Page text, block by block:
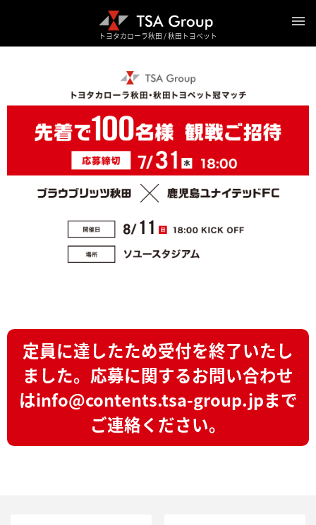
トヨタカローラ秋田 / 秋田トヨペット
定員に達したため受付を終了いたし
ました。 応募に関するお問い合わせ
はinfo@contents.tsa-group.jpまで
ご連絡ください。